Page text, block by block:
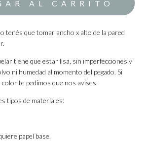
tenés que tomar ancho x alto de la pared
tiene que estar lisa, sin imperfecciones y
ni humedad al momento del pegado. Si
te pedimos que nos avises.
tipos de materiales:
papel base.